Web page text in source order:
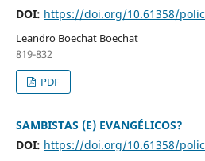
DOI: https://doi.org/10.61358/
Leandro Boechat Boechat
819-832
PDF
SAMBISTAS (E) EVANGÉLICOS?
DOI: https://doi.org/10.61358/